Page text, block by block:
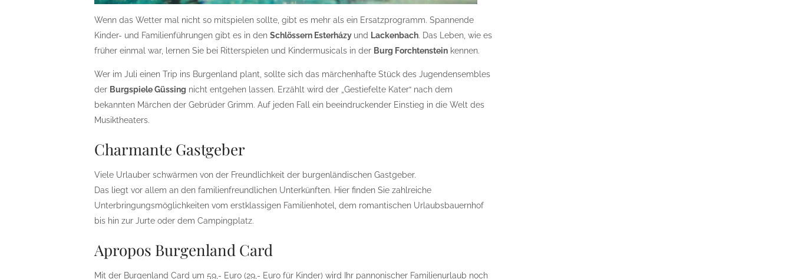
Wenn das Wetter mal nicht so mitspielen sollte, gibt es mehr als ein Ersatzprogramm. Spannende
Kinder- und Familienführungen gibt es in denSchlössern Esterházy und Lackenbach. Das Leben, wie es
früher einmal war, lernen Sie bei Ritterspielen und Kindermusicals in der Burg Forchtenstein kennen.
Wer im Juli einen Trip ins Burgenland plant, sollte sich das märchenhafte Stück des Jugendensembles
der Burgspiele Güssing nicht entgehen lassen. Erzählt wird der „Gestiefelte Kater“ nach dem
bekannten Märchen der Gebrüder Grimm. Auf jeden Fall ein beeindruckender Einstieg in die Welt des
Musiktheaters.
Charmante Gastgeber
Viele Urlauber schwärmen von der Freundlichkeit der burgenländischen Gastgeber.
Das liegt vor allem an den familienfreundlichen Unterkünften. Hier finden Sie zahlreiche
Unterbringungsmöglichkeiten vom erstklassigen Familienhotel, dem romantischen Urlaubsbauernhof
bis hin zur Jurte oder dem Campingplatz.
Apropos Burgenland Card
Mit der Burgenland Card um 59,- Euro (29,- Euro für Kinder) wird Ihr pannonischer Familienurlaub noch